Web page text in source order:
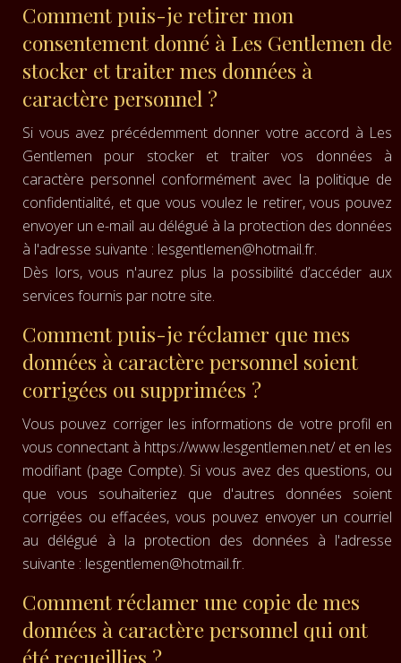
Comment puis-je retirer mon
consentement donné à Les Gentlemen de
stocker et traiter mes données à
caractère personnel ?
Si vous avez précédemment donner votre accord à Les
Gentlemen pour stocker et traiter vos données à
caractère personnel conformément avec la politique de
confidentialité, et que vous voulez le retirer, vous pouvez
envoyer un e-mail au délégué à la protection des données
à l'adresse suivante : lesgentlemen@hotmail.fr.
Dès lors, vous n'aurez plus la possibilité d’accéder aux
services fournis par notre site.
Comment puis-je réclamer que mes
données à caractère personnel soient
corrigées ou supprimées ?
Vous pouvez corriger les informations de votre profil en
vous connectant à https://www.lesgentlemen.net/ et en les
modifiant (page Compte). Si vous avez des questions, ou
que vous souhaiteriez que d'autres données soient
corrigées ou effacées, vous pouvez envoyer un courriel
au délégué à la protection des données à l'adresse
suivante : lesgentlemen@hotmail.fr.
Comment réclamer une copie de mes
données à caractère personnel qui ont
été recueillies ?